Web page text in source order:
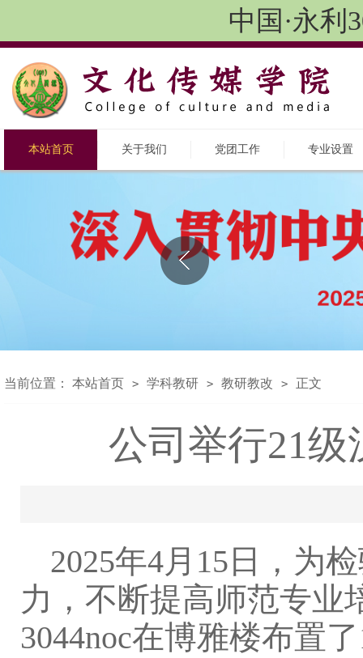
中国·永利
本站首页 关于我们 党团工作 专业设置
当前位置： 本站首页 > 学科教研 > 教研教改 > 正文
公司举行21
2025年4月15日，为
力，不断提高师范专业
3044noc在博雅楼布置